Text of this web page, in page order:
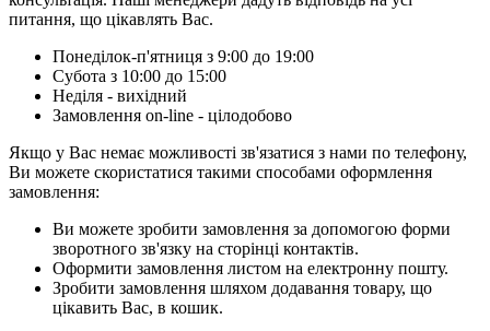
питання, що цікавлять Вас.
Понеділок-п'ятниця з 9:00 до 19:00
Субота з 10:00 до 15:00
Неділя - вихідний
Замовлення on-line - цілодобово
Якщо у Вас немає можливості зв'язатися з нами по телефону,
Ви можете скористатися такими способами оформлення
замовлення:
Ви можете зробити замовлення за допомогою форми
зворотного зв'язку на сторінці контактів.
Оформити замовлення листом на електронну пошту.
Зробити замовлення шляхом додавання товару, що
цікавить Вас, в кошик.